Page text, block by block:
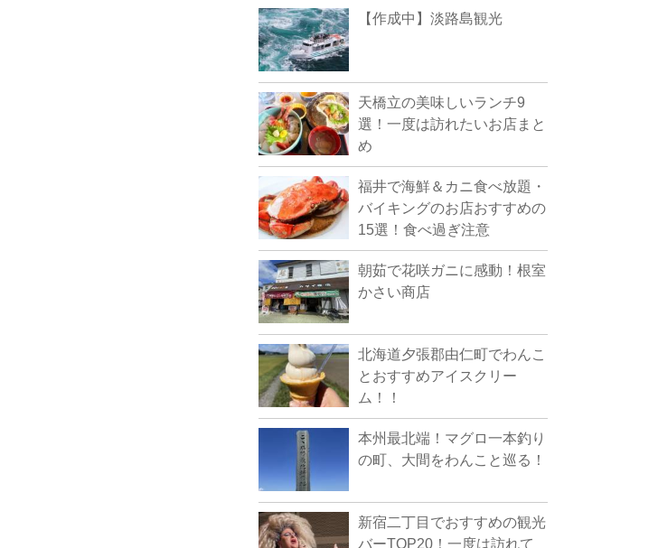
【作成中】淡路島観光
天橋立の美味しいランチ9
選！一度は訪れたいお店まと
め
福井で海鮮＆カニ食べ放題・
バイキングのお店おすすめの
15選！食べ過ぎ注意
朝茹で花咲ガニに感動！根室
かさい商店
北海道夕張郡由仁町でわんこ
とおすすめアイスクリー
ム！！
本州最北端！マグロ一本釣り
の町、大間をわんこと巡る！
新宿二丁目でおすすめの観光
バーTOP20！一度は訪れて